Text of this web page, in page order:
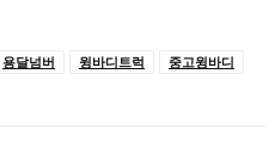
용달넘버 윙바디트럭
중고윙바디